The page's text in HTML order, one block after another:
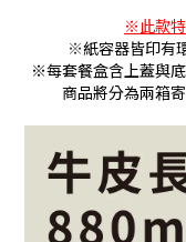
※此款特
※紙容器皆印有
※每套餐盒含上蓋與
商品將分為兩箱